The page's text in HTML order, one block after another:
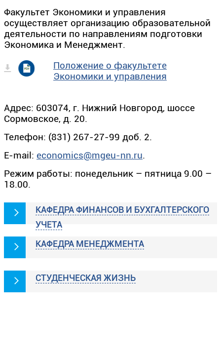
Факультет Экономики и управления
осуществляет организацию образовательной
деятельности по направлениям подготовки
Экономика и Менеджмент.
Положение о факультете
Экономики и управления
Адрес: 603074, г. Нижний Новгород, шоссе
Сормовское, д. 20.
Телефон: (831) 267-27-99 доб. 2.
E-mail: economics@mgeu-nn.ru.
Режим работы: понедельник – пятница 9.00 –
18.00.
КАФЕДРА ФИНАНСОВ И БУХГАЛТЕРСКОГО
УЧЕТА
КАФЕДРА МЕНЕДЖМЕНТА
СТУДЕНЧЕСКАЯ ЖИЗНЬ